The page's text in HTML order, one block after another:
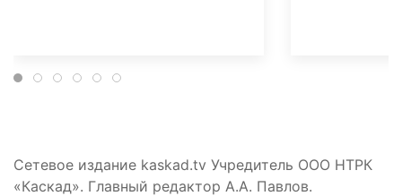
Сетевое издание kaskad.tv Учредитель ООО НТРК
«Каскад». Главный редактор А.А. Павлов.